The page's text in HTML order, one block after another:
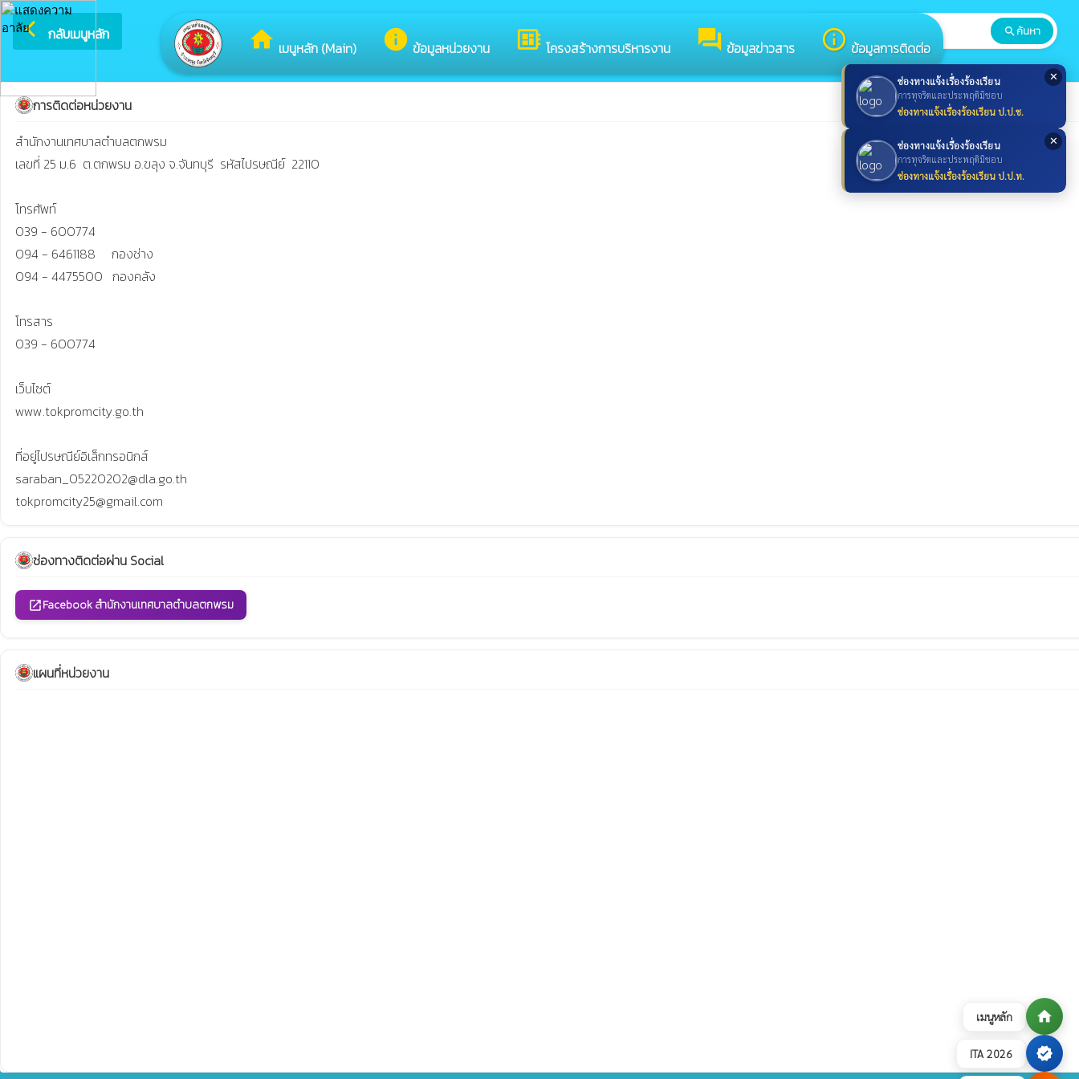
เมนูหลัก home
ITA 2026 verified
✕
ช่องทางแจ้งเรื่องร้องเรียน
การทุจริตและประพฤติมิชอบ
ช่องทางแจ้งเรื่องร้องเรียน ป.ป.ช.
✕
ช่องทางแจ้งเรื่องร้องเรียน
การทุจริตและประพฤติมิชอบ
ช่องทางแจ้งเรื่องร้องเรียน ป.ป.ท.
home เมนูหลัก (Main) info ข้อมูลหน่วยงาน developer_board โครงสร้างการบริหารงาน forum ข้อมูลข่าวสาร info_outline ข้อมูลการติดต่อ
arrow_back_ios กลับเมนูหลัก ยินดีต้อนรับสู่เว็บไซต์ของ เทศบาลตำบลตกพรม search search ค้นหา
การติดต่อหน่วยงาน
สำนักงานเทศบาลตำบลตกพรม
เลขที่ 25 ม.6  ต.ตกพรม อ.ขลุง จ.จันทบุรี  รหัสไปรษณีย์  22110
โทรศัพท์
039 - 600774
094 - 6461188     กองช่าง
094 - 4475500   กองคลัง
โทรสาร
039 - 600774
เว็บไซต์
www.tokpromcity.go.th
ที่อยู่ไปรษณีย์อิเล็กทรอนิกส์
saraban_05220202@dla.go.th
tokpromcity25@gmail.com
ช่องทางติดต่อผ่าน Social
open_in_newFacebook สำนักงานเทศบาลตำบลตกพรม
แผนที่หน่วยงาน